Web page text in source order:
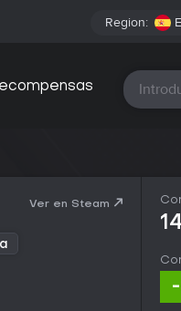
Region:
Todas
Ver en Steam